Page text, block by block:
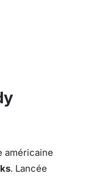
américaine
. Lancée